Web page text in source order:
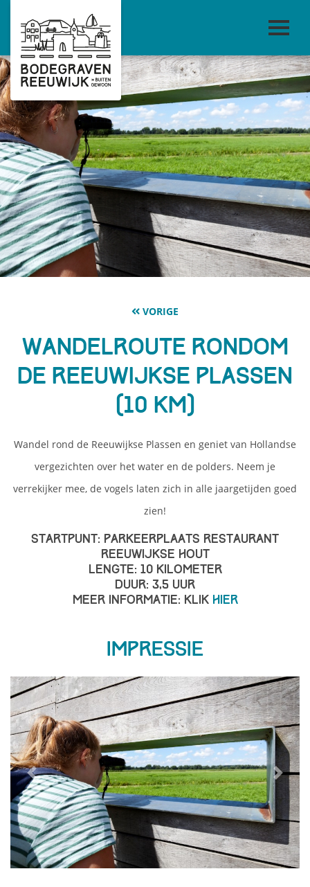
VORIGE
Wandelroute Rondom
de Reeuwijkse Plassen
(10 km)
Wandel rond de Reeuwijkse Plassen en geniet van Hollandse
vergezichten over het water en de polders. Neem je
verrekijker mee, de vogels laten zich in alle jaargetijden goed
zien!
Startpunt: Parkeerplaats Restaurant
Reeuwijkse Hout
Lengte: 10 kilometer
Duur: 3,5 uur
Meer informatie: klik hier
Impressie
Previous Next